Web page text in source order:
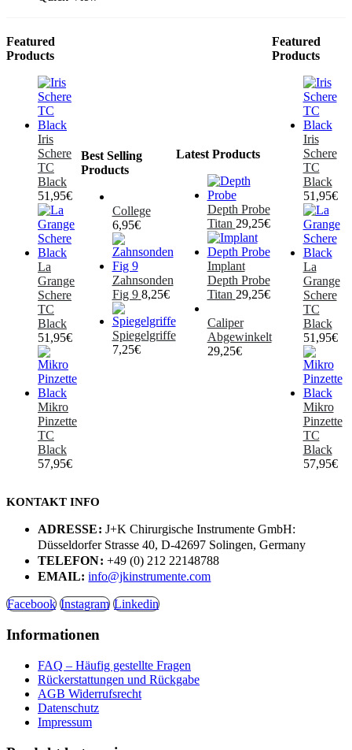
Featured
Products
Iris
Schere
TC
Black
51,95€
La
Grange
Schere
TC
Black
51,95€
Mikro
Pinzette
TC
Black
57,95€
Best Selling
Products
College
6,95€
Zahnsonden
Fig 9 8,25€
Spiegelgriffe
7,25€
Latest Products
Depth Probe
Titan 29,25€
Implant
Depth Probe
Titan 29,25€
Caliper
Abgewinkelt
29,25€
Featured
Products
Iris
Schere
TC
Black
51,95€
La
Grange
Schere
TC
Black
51,95€
Mikro
Pinzette
TC
Black
57,95€
KONTAKT INFO
ADRESSE: J+K Chirurgische Instrumente GmbH:
Düsseldorfer Strasse 40, D-42697 Solingen, Germany
TELEFON: +49 (0) 212 22148788
EMAIL: info@jkinstrumente.com
Facebook Instagram Linkedin
Informationen
FAQ – Häufig gestellte Fragen
Rückerstattungen und Rückgabe
AGB Widerrufsrecht
Datenschutz
Impressum